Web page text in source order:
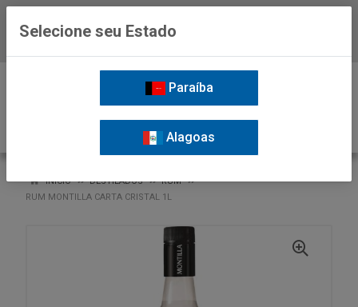
INÍCIO DESTILADOS
RUM
RUM MONTILLA CARTA CRISTAL 1L
Selecione seu Estado
Paraíba
Alagoas